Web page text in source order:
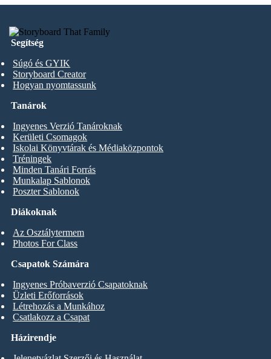
Segítség
Súgó és GYIK
Storyboard Creator
Hogyan nyomtassunk
Diákoknak
Az Osztálytermem
Photos For Class
Tanárok
Ingyenes Verzió Tanároknak
Kerületi Csomagok
Iskolai Könyvtárak és Médiaközpontok
Tréningek
Minden Tanári Forrás
Munkalap Sablonok
Poszter Sablonok
Csapatok Számára
Ingyenes Próbaverzió Csapatoknak
Üzleti Erőforrások
Létrehozás a Munkához
Csatlakozz a Csapat
Házirendje